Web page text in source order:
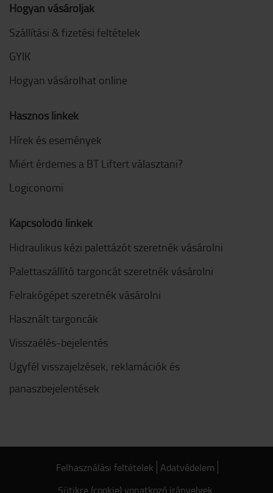
Hogyan vásároljak
Szállítási & fizetési feltételek
GYIK
Hogyan vásárolhat online
Hasznos linkek
Hírek és események
Miért érdemes a BT Liftert választani?
Logiconomi
Kapcsolódó linkek
Hidraulikus kézi palettázót szeretnék vásárolni
Palettaszállító targoncát szeretnék vásárolni
Felrakógépet szeretnék vásárolni
Használt targoncák
Visszaélés-bejelentés
Ügyfél visszajelzések, reklamációk és
panaszbejelentések
Felhasználási feltételek Adatvédelem
Sütikre (cookie) vonatkozó irányelvek